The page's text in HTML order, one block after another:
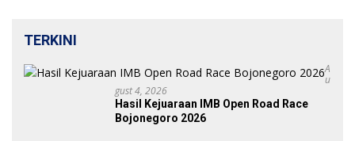
TERKINI
A
U
Gust 4, 2026
Hasil Kejuaraan IMB Open Road Race
Bojonegoro 2026